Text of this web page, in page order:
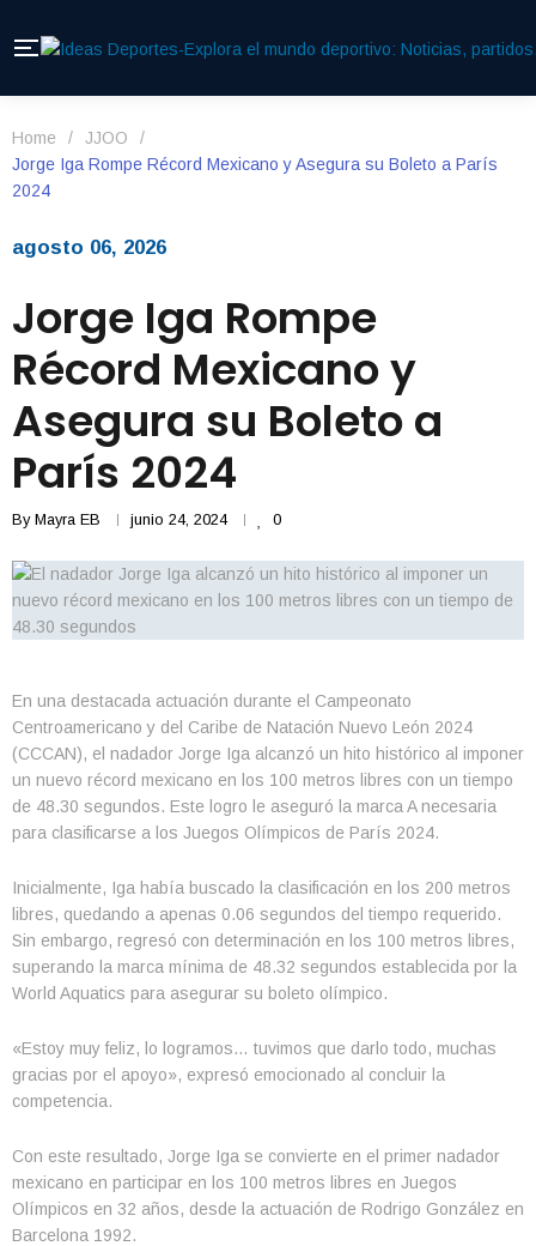
Home / JJOO
/
Jorge Iga Rompe Récord Mexicano y Asegura su Boleto a París
2024
agosto 06, 2026
Jorge Iga Rompe
Récord Mexicano y
Asegura su Boleto a
París 2024
By Mayra EB junio 24, 2024 0
En una destacada actuación durante el Campeonato
Centroamericano y del Caribe de Natación Nuevo León 2024
(CCCAN), el nadador Jorge Iga alcanzó un hito histórico al imponer
un nuevo récord mexicano en los 100 metros libres con un tiempo
de 48.30 segundos. Este logro le aseguró la marca A necesaria
para clasificarse a los Juegos Olímpicos de París 2024.
Inicialmente, Iga había buscado la clasificación en los 200 metros
libres, quedando a apenas 0.06 segundos del tiempo requerido.
Sin embargo, regresó con determinación en los 100 metros libres,
superando la marca mínima de 48.32 segundos establecida por la
World Aquatics para asegurar su boleto olímpico.
«Estoy muy feliz, lo logramos… tuvimos que darlo todo, muchas
gracias por el apoyo», expresó emocionado al concluir la
competencia.
Con este resultado, Jorge Iga se convierte en el primer nadador
mexicano en participar en los 100 metros libres en Juegos
Olímpicos en 32 años, desde la actuación de Rodrigo González en
Barcelona 1992.